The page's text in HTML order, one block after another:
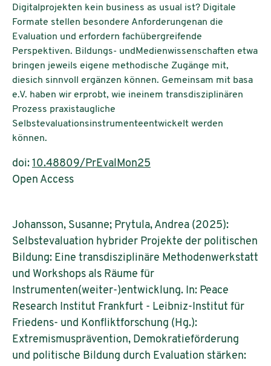
Digitalprojekten kein business as usual ist? Digitale
Formate stellen besondere Anforderungenan die
Evaluation und erfordern fachübergreifende
Perspektiven. Bildungs- undMedienwissenschaften etwa
bringen jeweils eigene methodische Zugänge mit,
diesich sinnvoll ergänzen können. Gemeinsam mit basa
e.V. haben wir erprobt, wie ineinem transdisziplinären
Prozess praxistaugliche
Selbstevaluationsinstrumenteentwickelt werden
können.
doi: 10.48809/PrEvalMon25
Open Access
Johansson, Susanne; Prytula, Andrea (2025):
Selbstevaluation hybrider Projekte der politischen
Bildung: Eine transdisziplinäre Methodenwerkstatt
und Workshops als Räume für
Instrumenten(weiter-)entwicklung. In: Peace
Research Institut Frankfurt - Leibniz-Institut für
Friedens- und Konfliktforschung (Hg.):
Extremismusprävention, Demokratieförderung
und politische Bildung durch Evaluation stärken: